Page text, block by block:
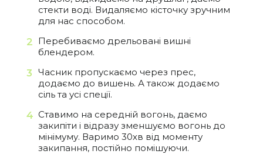
стекти воді. Видаляємо кісточку зручним
для нас способом.
Перебиваємо дрельовані вишні
блендером.
Часник пропускаємо через прес,
додаємо до вишень. А також додаємо
сіль та усі спеції.
Ставимо на середній вогонь, даємо
закипіти і відразу зменшуємо вогонь до
мінімуму. Варимо 30хв від моменту
закипання, постійно помішуючи.